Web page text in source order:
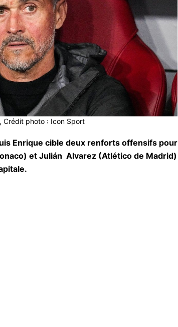
Crédit photo : Icon Sport
Enrique cible deux renforts offensifs pour
et Julián Alvarez (Atlético de Madrid)